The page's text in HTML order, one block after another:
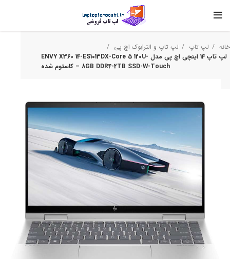
خانه لپ تاپ
لپ تاپ و الترابوک اچ‌ پی
لپ تاپ 14 اینچی اچ‌ پی مدل ENVY X360 14-ES1013DX-Core 5 120U-
8GB DDR4-2TB SSD-W-Touch – کاستوم شده